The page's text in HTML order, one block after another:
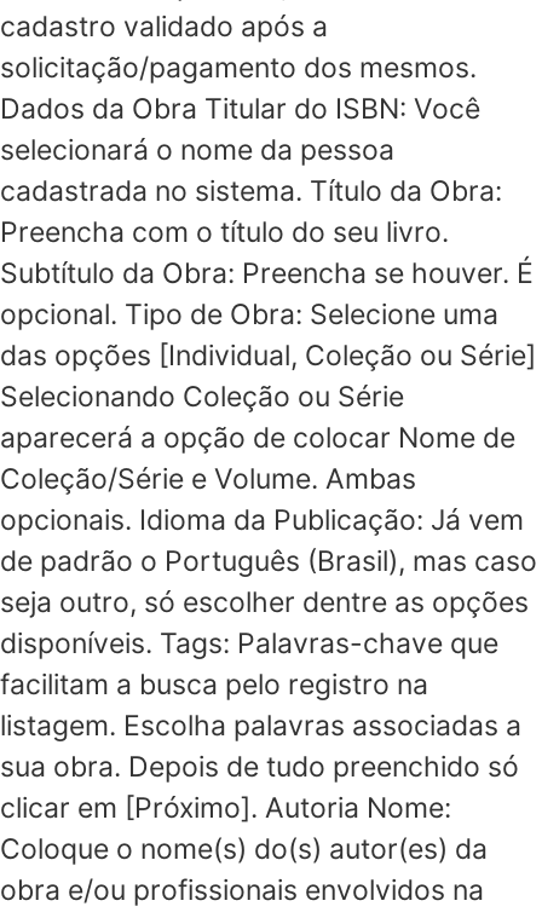
cadastro validado após a
solicitação/pagamento dos mesmos.
Dados da Obra Titular do ISBN: Você
selecionará o nome da pessoa
cadastrada no sistema. Título da Obra:
Preencha com o título do seu livro.
Subtítulo da Obra: Preencha se houver. É
opcional. Tipo de Obra: Selecione uma
das opções [Individual, Coleção ou Série]
Selecionando Coleção ou Série
aparecerá a opção de colocar Nome de
Coleção/Série e Volume. Ambas
opcionais. Idioma da Publicação: Já vem
de padrão o Português (Brasil), mas caso
seja outro, só escolher dentre as opções
disponíveis. Tags: Palavras-chave que
facilitam a busca pelo registro na
listagem. Escolha palavras associadas a
sua obra. Depois de tudo preenchido só
clicar em [Próximo]. Autoria Nome:
Coloque o nome(s) do(s) autor(es) da
obra e/ou profissionais envolvidos na